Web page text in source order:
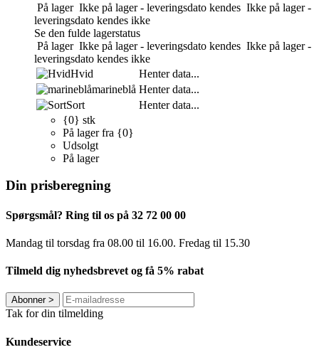
På lager Ikke på lager - leveringsdato kendes Ikke på lager -
leveringsdato kendes ikke
Se den fulde lagerstatus
På lager Ikke på lager - leveringsdato kendes Ikke på lager -
leveringsdato kendes ikke
Hvid
Henter data...
marineblå Henter data...
Sort
Henter data...
{0} stk
På lager fra {0}
Udsolgt
På lager
Din prisberegning
Spørgsmål? Ring til os på 32 72 00 00
Mandag til torsdag fra 08.00 til 16.00. Fredag ​​til 15.30
Tilmeld dig nyhedsbrevet og få 5% rabat
Abonner>
Tak for din tilmelding
Kundeservice